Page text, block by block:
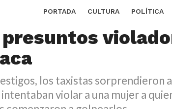
PORTADA CULTURA POLÍTICA
intentan
los taxistas sorprendieron
violar a una mujer a